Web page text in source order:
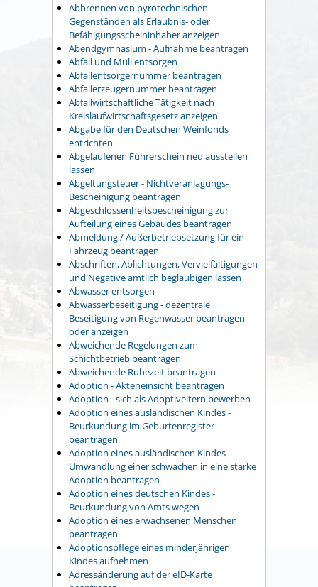
Abbrennen von pyrotechnischen
Gegenständen als Erlaubnis- oder
Befähigungsscheininhaber anzeigen
Abendgymnasium - Aufnahme beantragen
Abfall und Müll entsorgen
Abfallentsorgernummer beantragen
Abfallerzeugernummer beantragen
Abfallwirtschaftliche Tätigkeit nach
Kreislaufwirtschaftsgesetz anzeigen
Abgabe für den Deutschen Weinfonds
entrichten
Abgelaufenen Führerschein neu ausstellen
lassen
Abgeltungsteuer - Nichtveranlagungs-
Bescheinigung beantragen
Abgeschlossenheitsbescheinigung zur
Aufteilung eines Gebäudes beantragen
Abmeldung / Außerbetriebsetzung für ein
Fahrzeug beantragen
Abschriften, Ablichtungen, Vervielfältigungen
und Negative amtlich beglaubigen lassen
Abwasser entsorgen
Abwasserbeseitigung - dezentrale
Beseitigung von Regenwasser beantragen
oder anzeigen
Abweichende Regelungen zum
Schichtbetrieb beantragen
Abweichende Ruhezeit beantragen
Adoption - Akteneinsicht beantragen
Adoption - sich als Adoptiveltern bewerben
Adoption eines ausländischen Kindes -
Beurkundung im Geburtenregister
beantragen
Adoption eines ausländischen Kindes -
Umwandlung einer schwachen in eine starke
Adoption beantragen
Adoption eines deutschen Kindes -
Beurkundung von Amts wegen
Adoption eines erwachsenen Menschen
beantragen
Adoptionspflege eines minderjährigen
Kindes aufnehmen
Adressänderung auf der eID-Karte